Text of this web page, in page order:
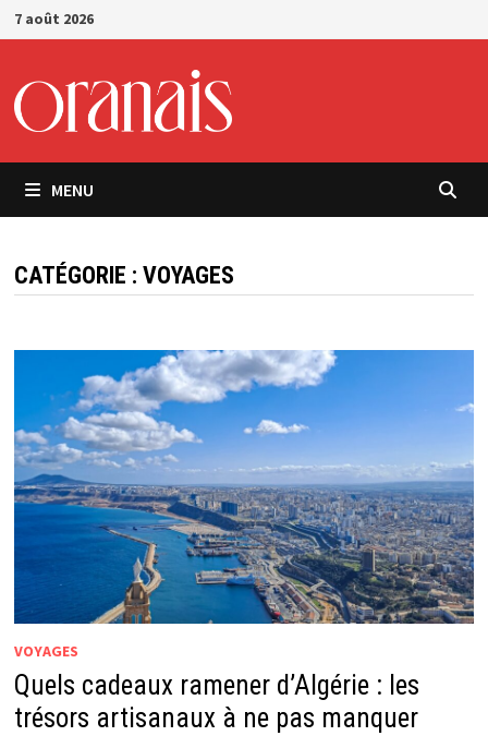
Passer
au
7 août 2026
MENU
CATÉGORIE : VOYAGES
VOYAGES
Quels cadeaux ramener d’Algérie : les
trésors artisanaux à ne pas manquer